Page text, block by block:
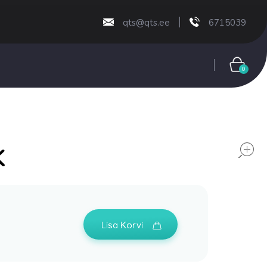
qts@qts.ee 6715039
0
Lisa Korvi